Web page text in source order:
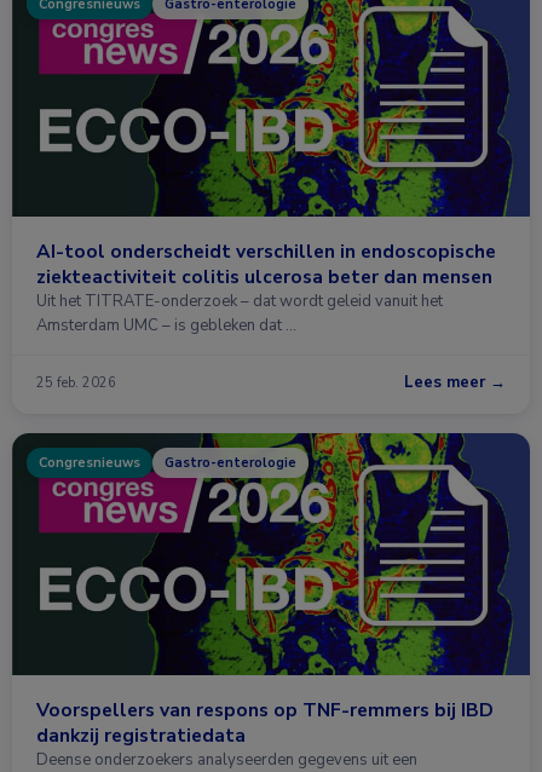
Congresnieuws Gastro-enterologie
AI-tool onderscheidt verschillen in endoscopische
ziekteactiviteit colitis ulcerosa beter dan mensen
Uit het TITRATE-onderzoek – dat wordt geleid vanuit het
Amsterdam UMC – is gebleken dat …
25 feb. 2026 Lees meer →
Congresnieuws Gastro-enterologie
Voorspellers van respons op TNF-remmers bij IBD
dankzij registratiedata
Deense onderzoekers analyseerden gegevens uit een